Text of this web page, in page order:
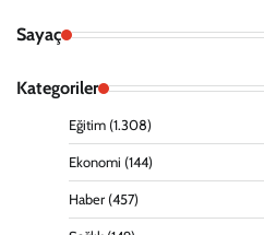
Sayaç
Kategoriler
Eğitim (1.308)
Ekonomi (144)
Haber (457)